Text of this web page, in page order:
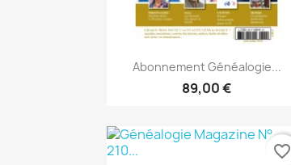
Anteprima
Abonnement Généalogie...
89,00 €
favorite_border